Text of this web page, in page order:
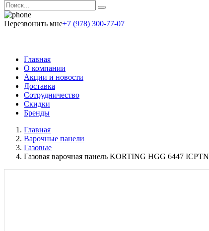
Перезвонить мне+7 (978) 300-77-07
Главная
О компании
Акции и новости
Доставка
Сотрудничество
Скидки
Бренды
Главная
Варочные панели
Газовые
Газовая варочная панель KORTING HGG 6447 ICPTN